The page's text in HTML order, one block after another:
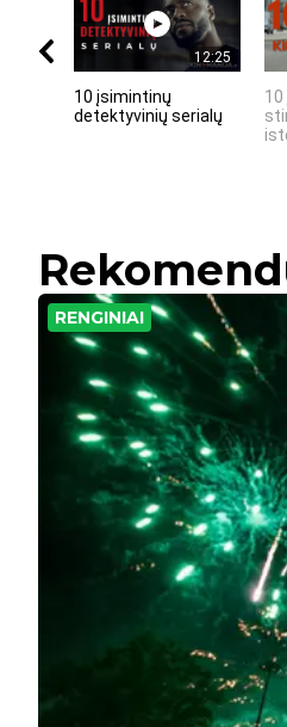
12:25
10 įsimintinų
detektyvinių serialų
RENGINIAI